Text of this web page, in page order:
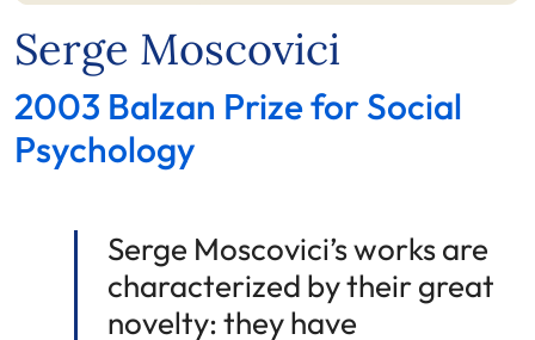
Serge Moscovici
2003 Balzan Prize for Social
Psychology
Serge Moscovici’s works are
characterized by their great
novelty: they have